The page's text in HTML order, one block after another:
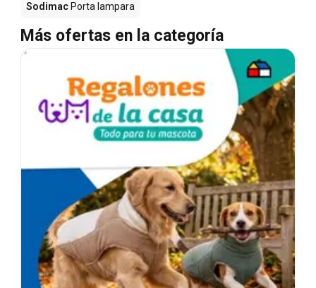
Sodimac Porta lampara
Más ofertas en la categoría